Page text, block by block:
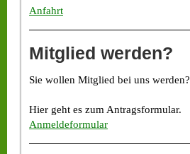
Anfahrt
Mitglied werden?
Sie wollen Mitglied bei uns werden?
Hier geht es zum Antragsformular.
Anmeldeformular